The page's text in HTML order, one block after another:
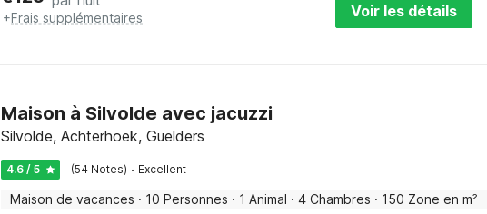
+Frais supplémentaires Voir les détails
Maison à Silvolde avec jacuzzi
Silvolde, Achterhoek, Guelders
4.6 / 5 (54 Notes) · Excellent
Maison de vacances · 10 Personnes · 1 Animal · 4 Chambres · 150 Zone en m²